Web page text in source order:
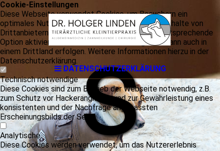
DATENSCHUTZ­ERKLÄRUNG
s
Cookie-Einstellungen
Diese Webseite verwendet Cookies, um Besuchern ein
optimales Nutzererlebnis zu bieten. Bestimmte Inhalte von
Drittanbietern werden nur angezeigt, wenn die entsprechende
Option aktiviert ist. Die Datenverarbeitung kann dann auch in
einem Drittland erfolgen. Weitere Informationen hierzu in der
Datenschutzerklärung.
Technisch notwendige
Diese Cookies sind zum Betrieb der Webseite notwendig, z.B.
zum Schutz vor Hackerangriffen und zur Gewährleistung eines
konsistenten und der Nachfrage angepassten
Erscheinungsbilds der Seite.
Analytische
Diese Cookies werden verwendet, um das Nutzererlebnis